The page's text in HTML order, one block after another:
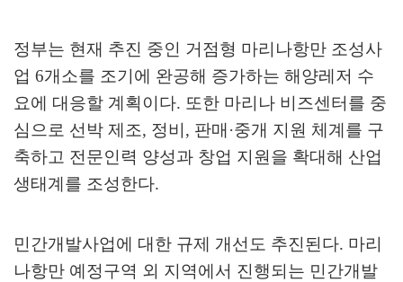
정부는 현재 추진 중인 거점형 마리나항만 조성사
업 6개소를 조기에 완공해 증가하는 해양레저 수
요에 대응할 계획이다. 또한 마리나 비즈센터를 중
심으로 선박 제조, 정비 , 판매 ·중개 지원 체계를 구
축하고 전문인력 양성과 창업 지원을 확대해 산업
생태계를 조성한다.
민간개발사업에 대한 규제 개선도 추진된다. 마리
나항만 예정구역 외 지역에서 진행되는 민간개발